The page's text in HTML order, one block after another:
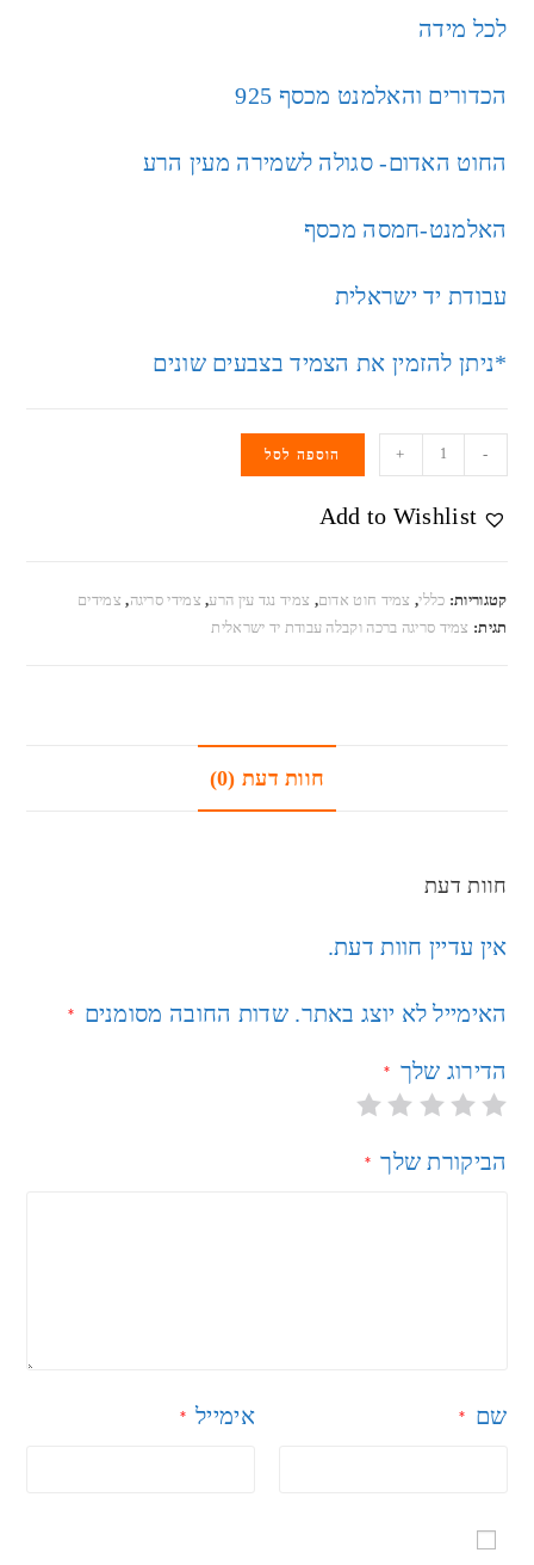
לכל מידה
הכדורים והאלמנט מכסף 925
החוט האדום- סגולה לשמירה מעין הרע
האלמנט-חמסה מכסף
עבודת יד ישראלית
*ניתן להזמין את הצמיד בצבעים שונים
-
+ הוספה לסל
Add to Wishlist
קטגוריות: כללי, צמיד חוט אדום, צמיד נגד עין הרע, צמידי סריגה, צמידים
תגית: צמיד סריגה ברכה וקבלה עבודת יד ישראלית
חוות דעת (0)
חוות דעת
אין עדיין חוות דעת.
האימייל לא יוצג באתר. שדות החובה מסומנים *
הדירוג שלך *
הביקורת שלך *
שם * אימייל *